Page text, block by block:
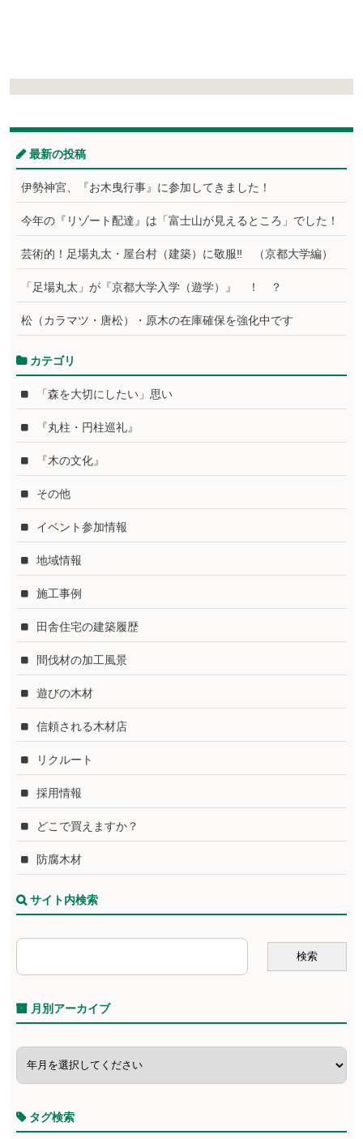
最新の投稿
伊勢神宮、『お木曳行事』に参加してきました！
今年の『リゾート配達』は「富士山が見えるところ」でした！
芸術的！足場丸太・屋台村（建築）に敬服‼ （京都大学編）
「足場丸太」が『京都大学入学（遊学）』 ！ ？
松（カラマツ・唐松）・原木の在庫確保を強化中です
カテゴリ
「森を大切にしたい」思い
『丸柱・円柱巡礼』
『木の文化』
その他
イベント参加情報
地域情報
施工事例
田舎住宅の建築履歴
間伐材の加工風景
遊びの木材
信頼される木材店
リクルート
採用情報
どこで買えますか？
防腐木材
サイト内検索
月別アーカイブ
タグ検索